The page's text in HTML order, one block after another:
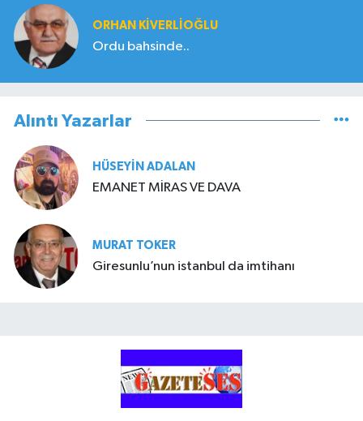
ORHAN KIVERLIOĞLU
Ordu bahsinde..
Alıntı Yazarlar
HÜSEYIN ADALAN
EMANET MİRAS VE DAVA
MURAT TOKER
Giresunlu’nun istanbul da imtihanı